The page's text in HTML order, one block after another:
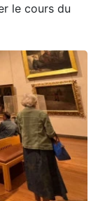
le cours du